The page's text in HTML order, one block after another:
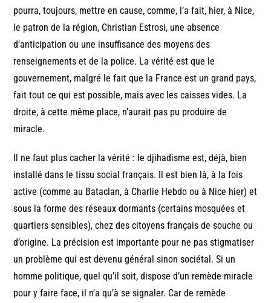
pourra, toujours, mettre en cause, comme, l’a fait, hier, à Nice,
le patron de la région, Christian Estrosi, une absence
d’anticipation ou une insuffisance des moyens des
renseignements et de la police. La vérité est que le
gouvernement, malgré le fait que la France est un grand pays,
fait tout ce qui est possible, mais avec les caisses vides. La
droite, à cette même place, n’aurait pas pu produire de
miracle.
Il ne faut plus cacher la vérité : le djihadisme est, déjà, bien
installé dans le tissu social français. Il est bien là, à la fois
active (comme au Bataclan, à Charlie Hebdo ou à Nice hier) et
sous la forme des réseaux dormants (certains mosquées et
quartiers sensibles), chez des citoyens français de souche ou
d’origine. La précision est importante pour ne pas stigmatiser
un problème qui est devenu général sinon sociétal. Si un
homme politique, quel qu’il soit, dispose d’un remède miracle
pour y faire face, il n’a qu’à se signaler. Car de remède